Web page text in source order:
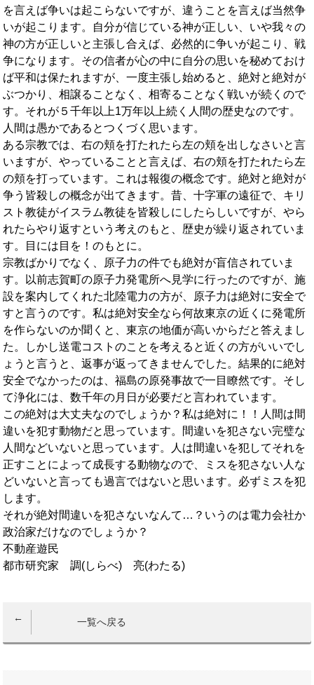
を言えば争いは起こらないですが、違うことを言えば当然争
いが起こります。自分が信じている神が正しい、いや我々の
神の方が正しいと主張し合えば、必然的に争いが起こり、戦
争になります。その信者が心の中に自分の思いを秘めておけ
ば平和は保たれますが、一度主張し始めると、絶対と絶対が
ぶつかり、相譲ることなく、相寄ることなく戦いが続くので
す。それが５千年以上1万年以上続く人間の歴史なのです。
人間は愚かであるとつくづく思います。
ある宗教では、右の頬を打たれたら左の頬を出しなさいと言
いますが、やっていることと言えば、右の頬を打たれたら左
の頬を打っています。これは報復の概念です。絶対と絶対が
争う皆殺しの概念が出てきます。昔、十字軍の遠征で、キリ
スト教徒がイスラム教徒を皆殺しにしたらしいですが、やら
れたらやり返すという考えのもと、歴史が繰り返されていま
す。目には目を！のもとに。
宗教ばかりでなく、原子力の件でも絶対が盲信されていま
す。以前志賀町の原子力発電所へ見学に行ったのですが、施
設を案内してくれた北陸電力の方が、原子力は絶対に安全で
すと言うのです。私は絶対安全なら何故東京の近くに発電所
を作らないのか聞くと、東京の地価が高いからだと答えまし
た。しかし送電コストのことを考えると近くの方がいいでし
ょうと言うと、返事が返ってきませんでした。結果的に絶対
安全でなかったのは、福島の原発事故で一目瞭然です。そし
て浄化には、数千年の月日が必要だと言われています。
この絶対は大丈夫なのでしょうか？私は絶対に！！人間は間
違いを犯す動物だと思っています。間違いを犯さない完璧な
人間などいないと思っています。人は間違いを犯してそれを
正すことによって成長する動物なので、ミスを犯さない人な
どいないと言っても過言ではないと思います。必ずミスを犯
します。
それが絶対間違いを犯さないなんて…？いうのは電力会社か
政治家だけなのでしょうか？
不動産遊民
都市研究家 調(しらべ) 亮(わたる)
一覧へ戻る